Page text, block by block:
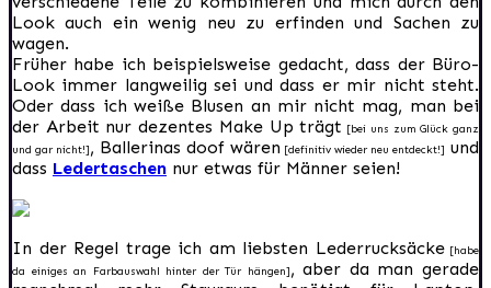
Look auch ein wenig neu zu erfinden und Sachen zu
wagen.
Früher habe ich beispielsweise gedacht, dass der Büro-
Look immer langweilig sei und dass er mir nicht steht.
Oder dass ich weiße Blusen an mir nicht mag, man bei
der Arbeit nur dezentes Make Up trägt [bei uns zum Glück ganz
und gar nicht!] , Ballerinas doof wären [definitiv wieder neu entdeckt!] und
dass Ledertaschen nur etwas für Männer seien!
In der Regel trage ich am liebsten Lederrucksäcke[habe
da einiges an Farbauswahl hinter der Tür hängen] , aber da man gerade